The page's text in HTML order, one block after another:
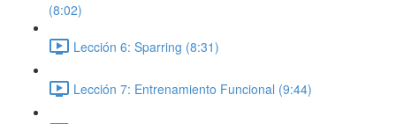
(8:02)
Lección 6: Sparring (8:31)
Lección 7: Entrenamiento Funcional (9:44)